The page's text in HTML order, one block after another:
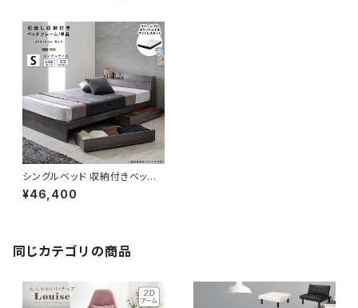
シングルベッド 収納付きベッドフ
レーム 両面仕様マットレスセット
USBポート付 収納ベッド ベッド
¥46,400
同じカテゴリの商品